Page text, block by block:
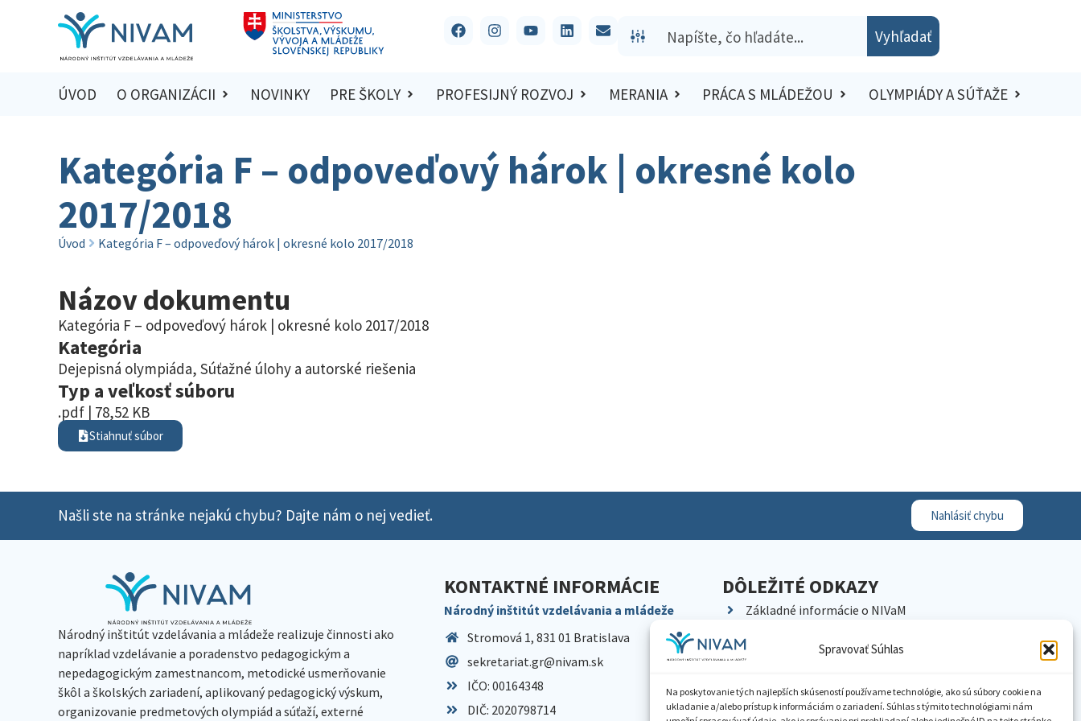
Spravovať Súhlas
Na poskytovanie tých najlepších skúseností používame technológie, ako sú súbory cookie na
ukladanie a/alebo prístup k informáciám o zariadení. Súhlas s týmito technológiami nám
Vyhľadať
ÚVOD O ORGANIZÁCII NOVINKY PRE ŠKOLY PROFESIJNÝ ROZVOJ MERANIA PRÁCA S MLÁDEŽOU OLYMPIÁDY A SÚŤAŽE
Kategória F – odpoveďový hárok | okresné kolo
2017/2018
Úvod Kategória F – odpoveďový hárok | okresné kolo 2017/2018
Názov dokumentu
Kategória F – odpoveďový hárok | okresné kolo 2017/2018
Kategória
Dejepisná olympiáda, Súťažné úlohy a autorské riešenia
Typ a veľkosť súboru
.pdf | 78,52 KB
Stiahnuť súbor
Našli ste na stránke nejakú chybu? Dajte nám o nej vedieť. Nahlásiť chybu
Národný inštitút vzdelávania a mládeže realizuje činnosti ako
napríklad vzdelávanie a poradenstvo pedagogickým a
nepedagogickým zamestnancom, metodické usmerňovanie
škôl a školských zariadení, aplikovaný pedagogický výskum,
organizovanie predmetových olympiád a súťaží, externé
KONTAKTNÉ INFORMÁCIE
Národný inštitút vzdelávania a mládeže
Stromová 1, 831 01 Bratislava
sekretariat.gr@nivam.sk
IČO: 00164348
DIČ: 2020798714
DÔLEŽITÉ ODKAZY
Základné informácie o NIVaM
Kariéra
Pracoviská NIVaM